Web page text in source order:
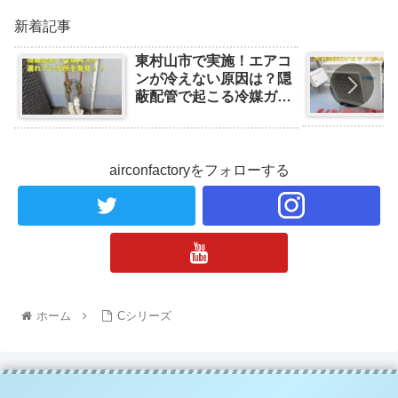
新着記事
東村山市で実施！エアコ
ンが冷えない原因は？隠
蔽配管で起こる冷媒ガス
airconfactoryをフォローする
ホーム Cシリーズ